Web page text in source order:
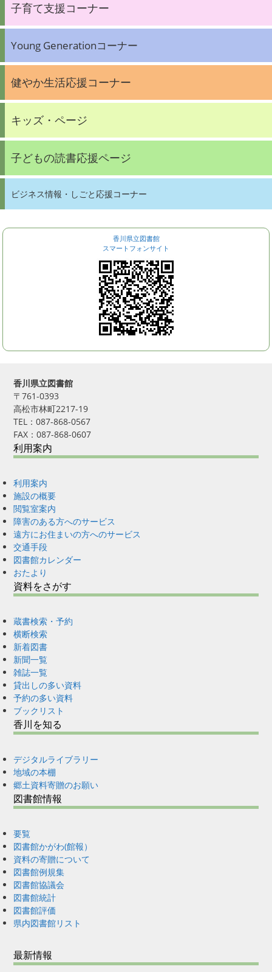
子育て支援コーナー
Young Generationコーナー
健やか生活応援コーナー
キッズ・ページ
子どもの読書応援ページ
ビジネス情報・しごと応援コーナー
香川県立図書館
スマートフォンサイト
香川県立図書館
〒761-0393
高松市林町2217-19
TEL：087-868-0567
FAX：087-868-0607
利用案内
利用案内
施設の概要
閲覧室案内
障害のある方へのサービス
遠方にお住まいの方へのサービス
交通手段
図書館カレンダー
おたより
資料をさがす
蔵書検索・予約
横断検索
新着図書
新聞一覧
雑誌一覧
貸出しの多い資料
予約の多い資料
ブックリスト
香川を知る
デジタルライブラリー
地域の本棚
郷土資料寄贈のお願い
図書館情報
要覧
図書館かがわ(館報）
資料の寄贈について
図書館例規集
図書館協議会
図書館統計
図書館評価
県内図書館リスト
最新情報